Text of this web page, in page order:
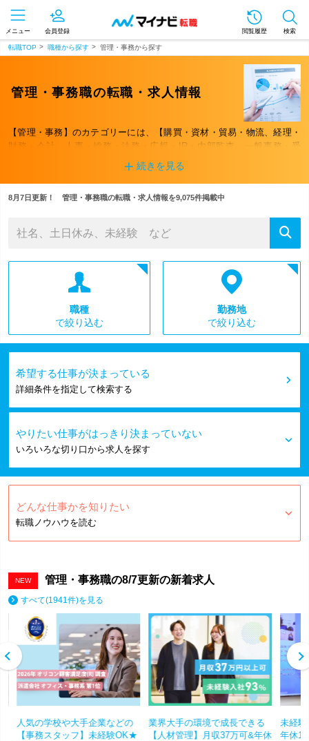
メニュー 会員登録 閲覧履歴 検索
転職TOP 職種から探す 管理・事務から探す
管理・事務職の転職・求人情報
【管理・事務】のカテゴリーには、【購買・資材・貿易・物流、経理・
財務・会計、人事・総務・法務・広報・IR・内部監査、一般事務・受
付・秘書】などの職種が含まれます。希望する仕事が決まっているな
ら、下の詳細条件から求人を探しましょう！ 職種以外にもさまざまな
続きを見る
8月7日更新！ 管理・事務職の転職・求人情報を9,075件掲載中
職種
で絞り込む
勤務地
で絞り込む
希望する仕事が決まっている
詳細条件を指定して検索する
やりたい仕事がはっきり決まっていない
いろいろな切り口から求人を探す
どんな仕事かを知りたい
転職ノウハウを読む
NEW 管理・事務職の8/7更新の新着求人
すべて(1941件)を見る
人気の学校や大手企業などの
【事務スタッフ】未経験OK★
業界大手の環境で成長できる
【人材管理】月収37万可&年休
未経
年休